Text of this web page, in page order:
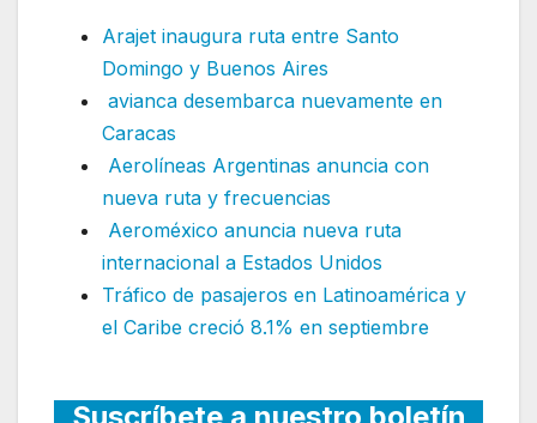
Arajet inaugura ruta entre Santo
Domingo y Buenos Aires
avianca desembarca nuevamente en
Caracas
Aerolíneas Argentinas anuncia con
nueva ruta y frecuencias
Aeroméxico anuncia nueva ruta
internacional a Estados Unidos
Tráfico de pasajeros en Latinoamérica y
el Caribe creció 8.1% en septiembre
Suscríbete a nuestro boletín